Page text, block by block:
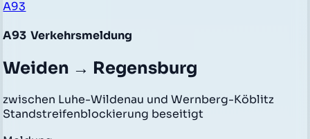
A93
A93 Verkehrsmeldung
Weiden → Regensburg
zwischen Luhe-Wildenau und Wernberg-Köblitz
Standstreifenblockierung beseitigt